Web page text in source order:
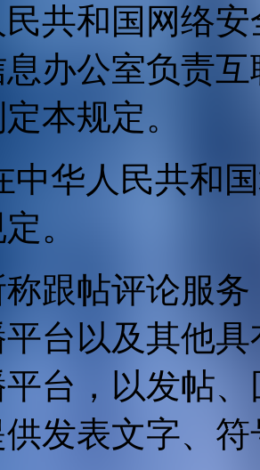
民共和国网络
办公室负责
本规定。
中华人民共和
。
跟帖评论服
台以及其他
台，以发帖
发表文字、